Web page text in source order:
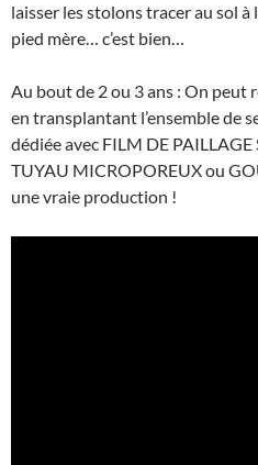
laisser les stolons tracer au sol
pied mère… c’est bien…
Au bout de 2 ou 3 ans : On peut
en transplantant l’ensemble de
dédiée avec FILM DE PAILLAGE
TUYAU MICROPOREUX ou
une vraie production !